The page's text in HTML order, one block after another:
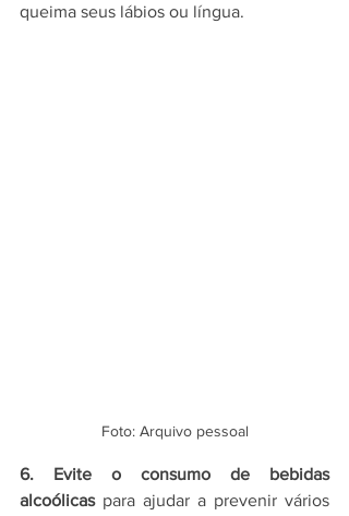
queima seus lábios ou língua.
Foto: Arquivo pessoal
6. Evite o consumo de bebidas
alcoólicas para ajudar a prevenir vários